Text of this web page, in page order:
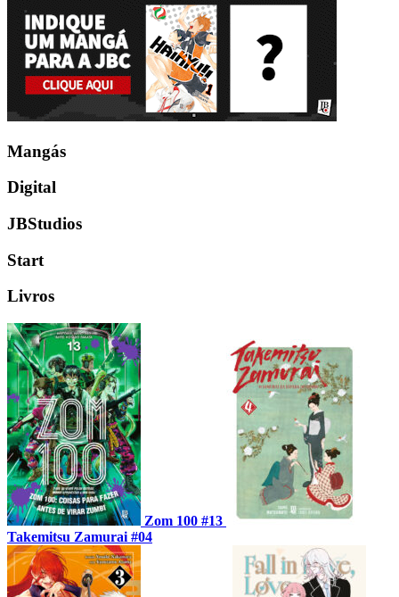
Mangás
Digital
JBStudios
Start
Livros
Zom 100 #13
Takemitsu Zamurai #04